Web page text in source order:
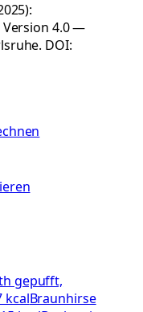
Version 4.0 —
DOI:
gepufft,
kcalBraunhirse